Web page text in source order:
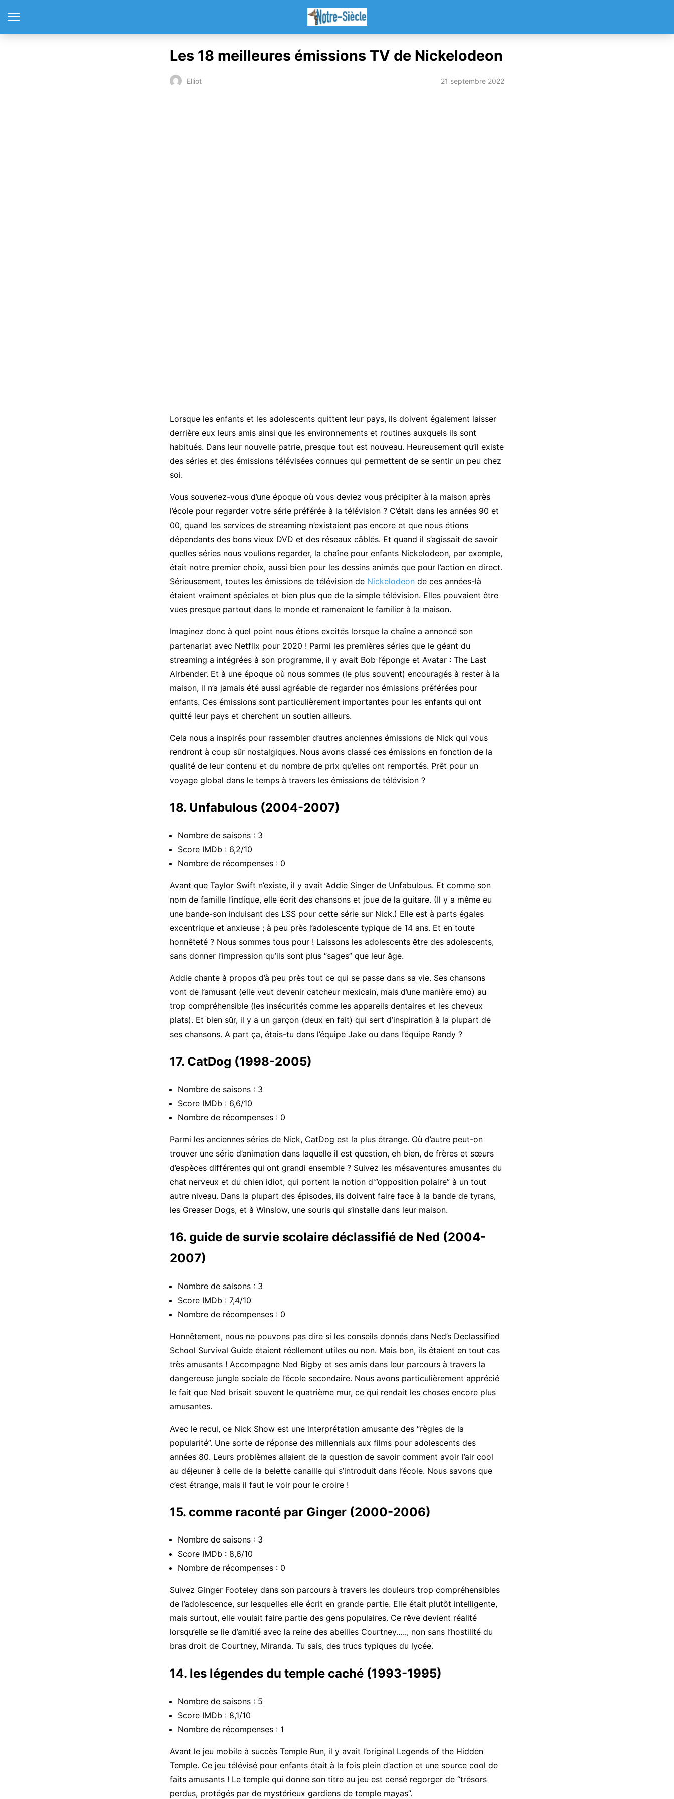
Les 18 meilleures émissions TV de Nickelodeon
Elliot 21 septembre 2022
Lorsque les enfants et les adolescents quittent leur pays, ils doivent également laisser
derrière eux leurs amis ainsi que les environnements et routines auxquels ils sont
habitués. Dans leur nouvelle patrie, presque tout est nouveau. Heureusement qu’il existe
des séries et des émissions télévisées connues qui permettent de se sentir un peu chez
soi.
Vous souvenez-vous d’une époque où vous deviez vous précipiter à la maison après
l’école pour regarder votre série préférée à la télévision ? C’était dans les années 90 et
00, quand les services de streaming n’existaient pas encore et que nous étions
dépendants des bons vieux DVD et des réseaux câblés. Et quand il s’agissait de savoir
quelles séries nous voulions regarder, la chaîne pour enfants Nickelodeon, par exemple,
était notre premier choix, aussi bien pour les dessins animés que pour l’action en direct.
Sérieusement, toutes les émissions de télévision de Nickelodeon de ces années-là
étaient vraiment spéciales et bien plus que de la simple télévision. Elles pouvaient être
vues presque partout dans le monde et ramenaient le familier à la maison.
Imaginez donc à quel point nous étions excités lorsque la chaîne a annoncé son
partenariat avec Netflix pour 2020 ! Parmi les premières séries que le géant du
streaming a intégrées à son programme, il y avait Bob l’éponge et Avatar : The Last
Airbender. Et à une époque où nous sommes (le plus souvent) encouragés à rester à la
maison, il n’a jamais été aussi agréable de regarder nos émissions préférées pour
enfants. Ces émissions sont particulièrement importantes pour les enfants qui ont
quitté leur pays et cherchent un soutien ailleurs.
Cela nous a inspirés pour rassembler d’autres anciennes émissions de Nick qui vous
rendront à coup sûr nostalgiques. Nous avons classé ces émissions en fonction de la
qualité de leur contenu et du nombre de prix qu’elles ont remportés. Prêt pour un
voyage global dans le temps à travers les émissions de télévision ?
18. Unfabulous (2004-2007)
Nombre de saisons : 3
Score IMDb : 6,2/10
Nombre de récompenses : 0
Avant que Taylor Swift n’existe, il y avait Addie Singer de Unfabulous. Et comme son
nom de famille l’indique, elle écrit des chansons et joue de la guitare. (Il y a même eu
une bande-son induisant des LSS pour cette série sur Nick.) Elle est à parts égales
excentrique et anxieuse ; à peu près l’adolescente typique de 14 ans. Et en toute
honnêteté ? Nous sommes tous pour ! Laissons les adolescents être des adolescents,
sans donner l’impression qu’ils sont plus “sages” que leur âge.
Addie chante à propos d’à peu près tout ce qui se passe dans sa vie. Ses chansons
vont de l’amusant (elle veut devenir catcheur mexicain, mais d’une manière emo) au
trop compréhensible (les insécurités comme les appareils dentaires et les cheveux
plats). Et bien sûr, il y a un garçon (deux en fait) qui sert d’inspiration à la plupart de
ses chansons. A part ça, étais-tu dans l’équipe Jake ou dans l’équipe Randy ?
17. CatDog (1998-2005)
Nombre de saisons : 3
Score IMDb : 6,6/10
Nombre de récompenses : 0
Parmi les anciennes séries de Nick, CatDog est la plus étrange. Où d’autre peut-on
trouver une série d’animation dans laquelle il est question, eh bien, de frères et sœurs
d’espèces différentes qui ont grandi ensemble ? Suivez les mésaventures amusantes du
chat nerveux et du chien idiot, qui portent la notion d'”opposition polaire” à un tout
autre niveau. Dans la plupart des épisodes, ils doivent faire face à la bande de tyrans,
les Greaser Dogs, et à Winslow, une souris qui s’installe dans leur maison.
16. guide de survie scolaire déclassifié de Ned (2004-
2007)
Nombre de saisons : 3
Score IMDb : 7,4/10
Nombre de récompenses : 0
Honnêtement, nous ne pouvons pas dire si les conseils donnés dans Ned’s Declassified
School Survival Guide étaient réellement utiles ou non. Mais bon, ils étaient en tout cas
très amusants ! Accompagne Ned Bigby et ses amis dans leur parcours à travers la
dangereuse jungle sociale de l’école secondaire. Nous avons particulièrement apprécié
le fait que Ned brisait souvent le quatrième mur, ce qui rendait les choses encore plus
amusantes.
Avec le recul, ce Nick Show est une interprétation amusante des “règles de la
popularité”. Une sorte de réponse des millennials aux films pour adolescents des
années 80. Leurs problèmes allaient de la question de savoir comment avoir l’air cool
au déjeuner à celle de la belette canaille qui s’introduit dans l’école. Nous savons que
c’est étrange, mais il faut le voir pour le croire !
15. comme raconté par Ginger (2000-2006)
Nombre de saisons : 3
Score IMDb : 8,6/10
Nombre de récompenses : 0
Suivez Ginger Footeley dans son parcours à travers les douleurs trop compréhensibles
de l’adolescence, sur lesquelles elle écrit en grande partie. Elle était plutôt intelligente,
mais surtout, elle voulait faire partie des gens populaires. Ce rêve devient réalité
lorsqu’elle se lie d’amitié avec la reine des abeilles Courtney….., non sans l’hostilité du
bras droit de Courtney, Miranda. Tu sais, des trucs typiques du lycée.
14. les légendes du temple caché (1993-1995)
Nombre de saisons : 5
Score IMDb : 8,1/10
Nombre de récompenses : 1
Avant le jeu mobile à succès Temple Run, il y avait l’original Legends of the Hidden
Temple. Ce jeu télévisé pour enfants était à la fois plein d’action et une source cool de
faits amusants ! Le temple qui donne son titre au jeu est censé regorger de “trésors
perdus, protégés par de mystérieux gardiens de temple mayas”.